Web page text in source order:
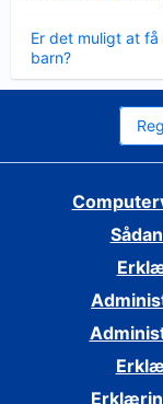
Er det muligt at
barn?